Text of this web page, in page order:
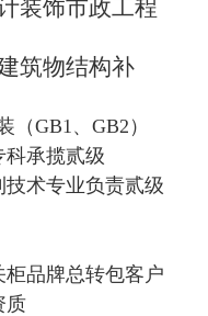
装饰市政工程
筑物结构补
GB1、GB2）
科承揽贰级
术专业负责贰级
品牌总转包客户
质